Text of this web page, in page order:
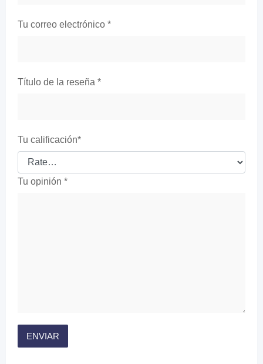
Tu correo electrónico *
Título de la reseña *
Tu calificación*
Tu opinión *